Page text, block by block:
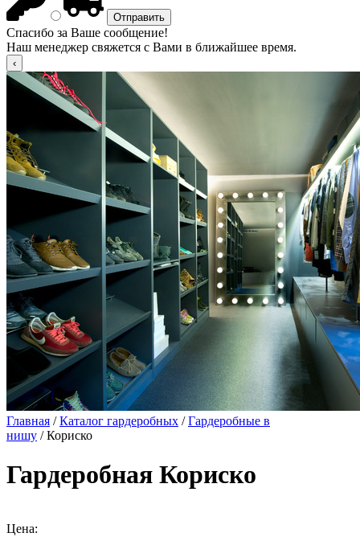
Спасибо за Ваше сообщение!
Наш менеджер свяжется с Вами в ближайшее время.
Главная /Каталог гардеробных /Гардеробные в
нишу / Кориско
Гардеробная Кориско
Цена: